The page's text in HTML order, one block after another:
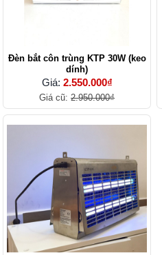
Đèn bắt côn trùng KTP 30W (keo
dính)
Giá: 2.550.000₫
Giá cũ: 2.950.000₫